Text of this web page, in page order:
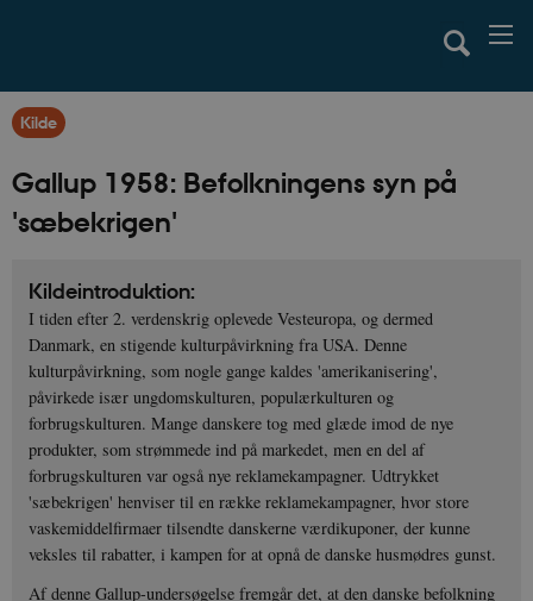
Kilde
Gallup 1958: Befolkningens syn på
'sæbekrigen'
Kildeintroduktion:
I tiden efter 2. verdenskrig oplevede Vesteuropa, og dermed
Danmark, en stigende kulturpåvirkning fra USA. Denne
kulturpåvirkning, som nogle gange kaldes 'amerikanisering',
påvirkede især ungdomskulturen, populærkulturen og
forbrugskulturen. Mange danskere tog med glæde imod de nye
produkter, som strømmede ind på markedet, men en del af
forbrugskulturen var også nye reklamekampagner. Udtrykket
'sæbekrigen' henviser til en række reklamekampagner, hvor store
vaskemiddelfirmaer tilsendte danskerne værdikuponer, der kunne
veksles til rabatter, i kampen for at opnå de danske husmødres gunst.
Af denne Gallup-undersøgelse fremgår det, at den danske befolkning